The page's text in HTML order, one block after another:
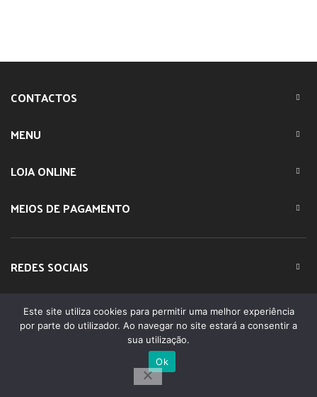
CONTACTOS
MENU
LOJA ONLINE
MEIOS DE PAGAMENTO
REDES SOCIAIS
© 2023 IMPARTE. All Rights Reserved. Desenvolvido por
DOMINIOS.PT
Este site utiliza cookies para permitir uma melhor experiência
por parte do utilizador. Ao navegar no site estará a consentir a
sua utilização.
Ok